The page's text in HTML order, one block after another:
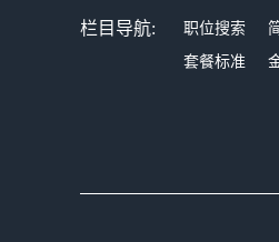
栏目导航: 职位搜索
套餐标准